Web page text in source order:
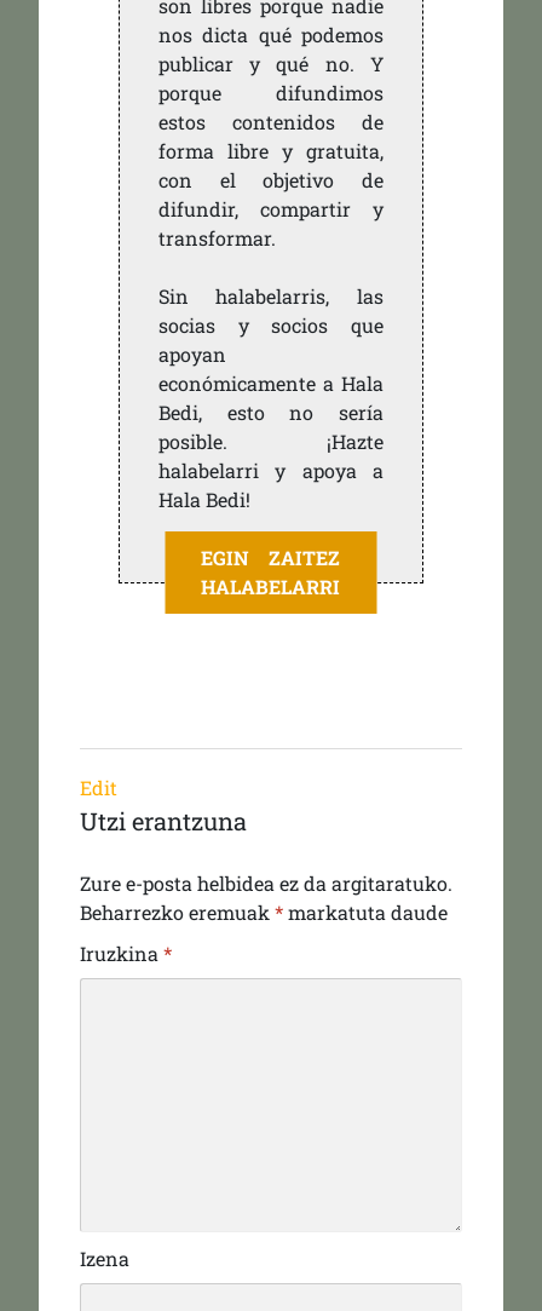
son libres porque nadie
nos dicta qué podemos
publicar y qué no. Y
porque difundimos
estos contenidos de
forma libre y gratuita,
con el objetivo de
difundir, compartir y
transformar.
Sin halabelarris, las
socias y socios que
apoyan
económicamente a Hala
Bedi, esto no sería
posible. ¡Hazte
halabelarri y apoya a
Hala Bedi!
EGIN ZAITEZ
HALABELARRI
Edit
Utzi erantzuna
Zure e-posta helbidea ez da argitaratuko.
Beharrezko eremuak *markatuta daude
Iruzkina *
Izena